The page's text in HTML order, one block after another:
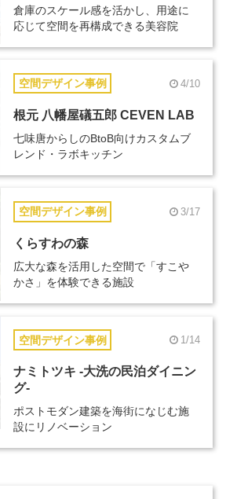
倉庫のスケール感を活かし、用途に
応じて空間を再構成できる美容院
空間デザイン事例 4/10
根元 八幡屋礒五郎 CEVEN LAB
七味唐からしのBtoB向けカスタムブ
レンド・ラボキッチン
空間デザイン事例 3/17
くらすわの森
広大な森を活用した空間で「すこや
かさ」を体験できる施設
空間デザイン事例 1/14
ナミトツキ -大洗の民泊ダイニン
グ-
ポストモダン建築を海街になじむ施
設にリノベーション